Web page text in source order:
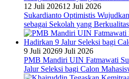
12 Juli 202612 Juli 2026
Sukardianto Optimistis
sebagai Sekolah yang
9 Juli 20269 Juli 2026
PMB Mandiri UIN Fatmawati
Jalur Seleksi bagi Calon